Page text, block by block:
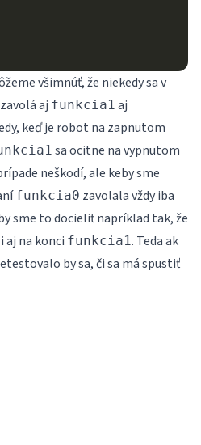
všimnúť, že niekedy sa v
zavolá aj funkcia1 aj
keď je robot na zapnutom
sa ocitne na vypnutom
neškodí, ale keby sme
funkcia0 zavolala vždy iba
sme to docieliť napríklad tak, že
aj na konci funkcia1. Teda ak
by sa, či sa má spustiť